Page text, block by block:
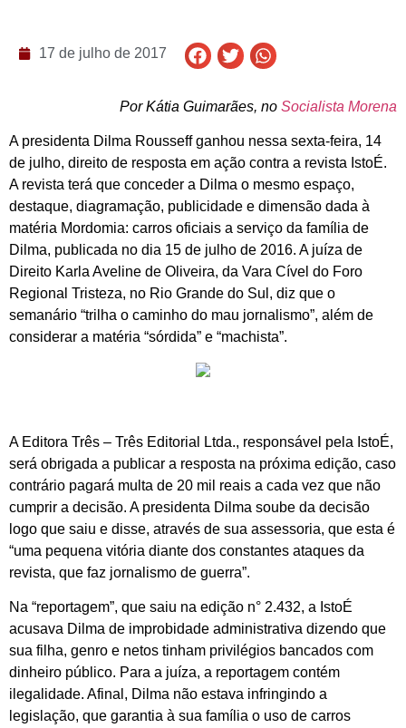
17 de julho de 2017
Por Kátia Guimarães, no Socialista Morena
A presidenta Dilma Rousseff ganhou nessa sexta-feira, 14
de julho, direito de resposta em ação contra a revista IstoÉ.
A revista terá que conceder a Dilma o mesmo espaço,
destaque, diagramação, publicidade e dimensão dada à
matéria Mordomia: carros oficiais a serviço da família de
Dilma, publicada no dia 15 de julho de 2016. A juíza de
Direito Karla Aveline de Oliveira, da Vara Cível do Foro
Regional Tristeza, no Rio Grande do Sul, diz que o
semanário “trilha o caminho do mau jornalismo”, além de
considerar a matéria “sórdida” e “machista”.
A Editora Três – Três Editorial Ltda., responsável pela IstoÉ,
será obrigada a publicar a resposta na próxima edição, caso
contrário pagará multa de 20 mil reais a cada vez que não
cumprir a decisão. A presidenta Dilma soube da decisão
logo que saiu e disse, através de sua assessoria, que esta é
“uma pequena vitória diante dos constantes ataques da
revista, que faz jornalismo de guerra”.
Na “reportagem”, que saiu na edição n° 2.432, a IstoÉ
acusava Dilma de improbidade administrativa dizendo que
sua filha, genro e netos tinham privilégios bancados com
dinheiro público. Para a juíza, a reportagem contém
ilegalidade. Afinal, Dilma não estava infringindo a
legislação, que garantia à sua família o uso de carros